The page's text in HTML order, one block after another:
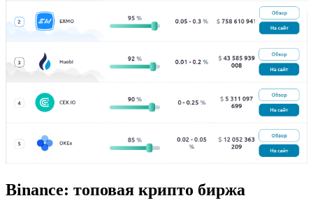
Binance: топовая крипто биржа